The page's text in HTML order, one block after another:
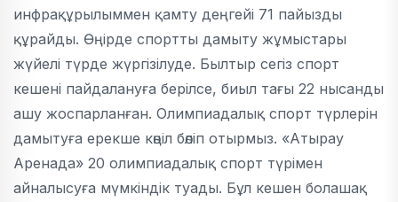
инфрақұрылыммен қамту деңгейі 71 пайызды
құрайды. Өңірде спортты дамыту жұмыстары
жүйелі түрде жүргізілуде. Былтыр сегіз спорт
кешені пайдалануға берілсе, биыл тағы 22 нысанды
ашу жоспарланған. Олимпиадалық спорт түрлерін
дамытуға ерекше көңіл бөліп отырмыз. «Атырау
Аренада» 20 олимпиадалық спорт түрімен
айналысуға мүмкіндік туады. Бұл кешен болашақ